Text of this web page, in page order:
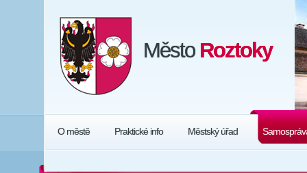
Město Roztoky
O městě Praktické info Městský úřad